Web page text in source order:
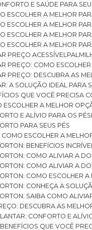
E SAÚDE PARA
ESCOLHER A MELHOR
ESCOLHER A MELHOR
ESCOLHER A MELHOR
ESCOLHER A MELHOR
PREÇO ACESSÍVEL
PREÇO: COMO
PREÇO: DESCUBRA AS
A SOLUÇÃO IDEAL PARA
QUE VOCÊ PRECISA
ESCOLHER A MELHOR
E ALÍVIO PARA OS PÉS
PARA SEUS PÉS
COMO ESCOLHER A
BENEFÍCIOS
COMO ALIVIAR A
COMO ALIVIAR A
COMO ESCOLHER
CONHEÇA A
SAIBA COMO
DESCUBRA AS
CONFORTO E
QUE VOCÊ